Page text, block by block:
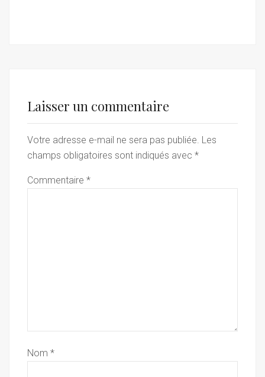
Laisser un commentaire
Votre adresse e-mail ne sera pas publiée. Les
champs obligatoires sont indiqués avec *
Commentaire *
Nom *